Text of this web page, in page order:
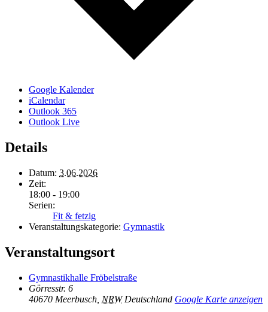
Google Kalender
iCalendar
Outlook 365
Outlook Live
Details
Datum: 3.06.2026
Zeit:
18:00 - 19:00
Serien:
Fit & fetzig
Veranstaltungskategorie: Gymnastik
Veranstaltungsort
Gymnastikhalle Fröbelstraße
Görresstr. 6
40670 Meerbusch NRW Deutschland Google Karte anzeigen